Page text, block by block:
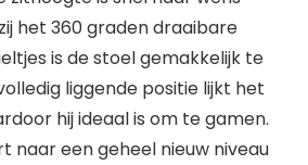
het 360 graden draaibare
is de stoel gemakkelijk te
liggende positie lijkt het
hij ideaal is om te gamen.
naar een geheel nieuw niveau